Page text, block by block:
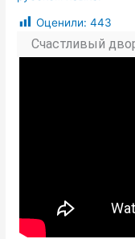
Оценили: 443
Счастливый